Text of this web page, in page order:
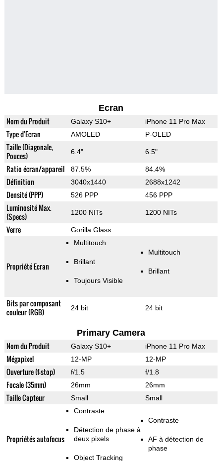
Ecran
Nom du Produit Galaxy S10+ iPhone 11 Pro Max
Type d'Ecran AMOLED P-OLED
Taille (Diagonale,
Pouces)
6.4" 6.5"
Ratio écran/appareil 87.5% 84.4%
Définition 3040x1440 2688x1242
Densité (PPP) 526 PPP 456 PPP
Luminosité Max.
(Specs)
1200 NITs 1200 NITs
Verre Gorilla Glass
Propriété Ecran
Multitouch
Brillant
Toujours Visible
Multitouch
Brillant
Bits par composant
couleur (RGB)
24 bit 24 bit
Primary Camera
Nom du Produit Galaxy S10+ iPhone 11 Pro Max
Mégapixel 12-MP 12-MP
Ouverture (f-stop) f/1.5 f/1.8
Focale (35mm) 26mm 26mm
Taille Capteur Small Small
Propriétés autofocus
Contraste
Détection de phase à
deux pixels
Object Tracking
Contraste
AF à détection de
phase